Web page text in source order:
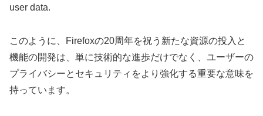
user data.
このように、Firefoxの20周年を祝う新たな資源の投入と
機能の開発は、単に技術的な進歩だけでなく、ユーザーの
プライバシーとセキュリティをより強化する重要な意味を
持っています。